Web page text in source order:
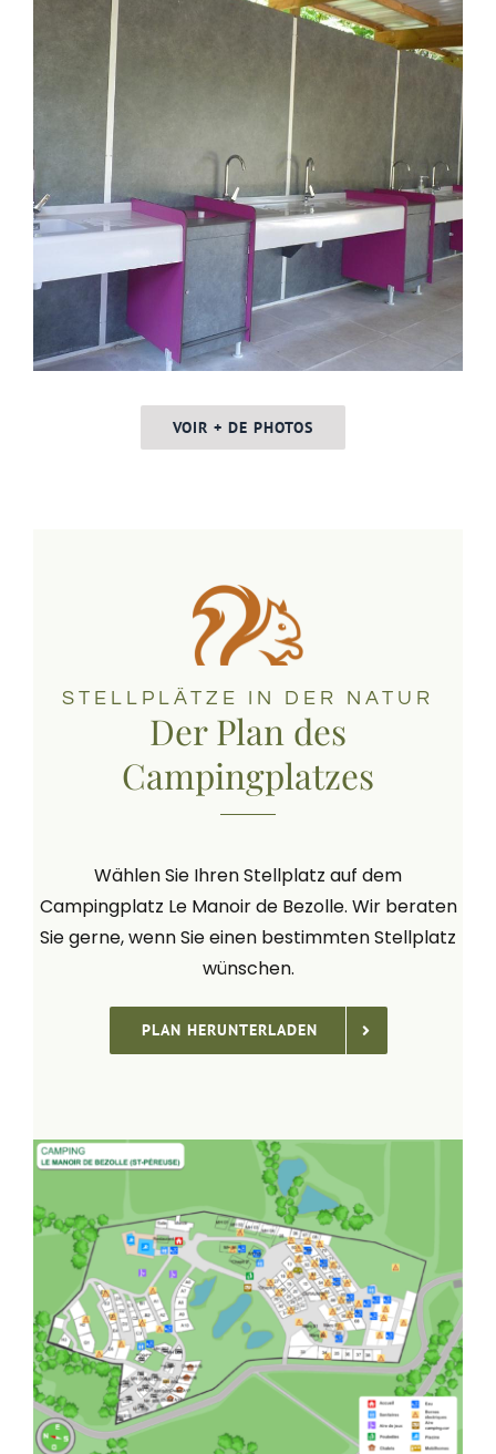
VOIR + DE PHOTOS
STELLPLÄTZE IN DER NATUR
Der Plan des
Campingplatzes
Wählen Sie Ihren Stellplatz auf dem
Campingplatz Le Manoir de Bezolle. Wir beraten
Sie gerne, wenn Sie einen bestimmten Stellplatz
wünschen.
PLAN HERUNTERLADEN